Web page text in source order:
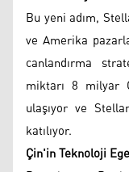
Bu yeni adım,
ve Amerika
canlandırma
miktarı 8 milyar
ulaşıyor ve
katılıyor.
Çin'in Teknoloji